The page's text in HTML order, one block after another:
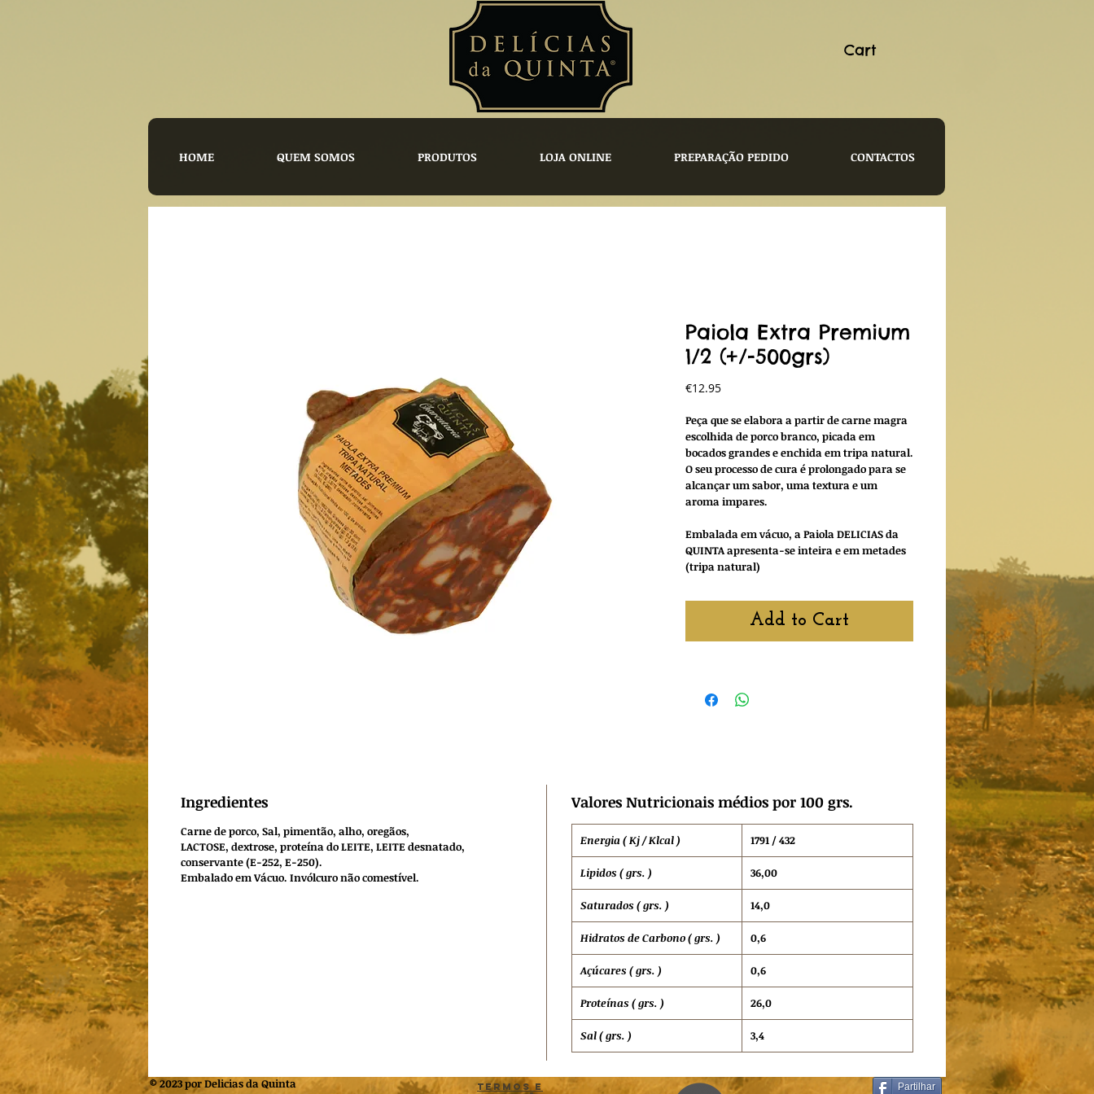
Cart
HOME QUEM SOMOS PRODUTOS LOJA ONLINE PREPARAÇÃO PEDIDO CONTACTOS
Paiola Extra Premium
1/2 (+/-500grs)
€12.95Price
Peça que se elabora a partir de carne magra
escolhida de porco branco, picada em
bocados grandes e enchida em tripa natural.
O seu processo de cura é prolongado para se
alcançar um sabor, uma textura e um
aroma impares.
Embalada em vácuo, a Paiola DELICIAS da
QUINTA apresenta-se inteira e em metades
(tripa natural)
Add to Cart
Ingredientes
Carne de porco, Sal, pimentão, alho, oregãos,
LACTOSE, dextrose, proteína do LEITE, LEITE desnatado,
conservante (E-252, E-250).
Embalado em Vácuo. Invólcuro não comestível.
Valores Nutricionais médios por 100 grs.
Energia ( Kj / Klcal ) 1791 / 432
Lipidos ( grs. ) 36,00
Saturados ( grs. ) 14,0
Hidratos deCarbono ( grs. ) 0,6
Açúcares ( grs. ) 0,6
Proteínas ( grs. ) 26,0
Sal ( grs. ) 3,4
© 2023 por Delicias da Quinta
Termos e
Partilhar